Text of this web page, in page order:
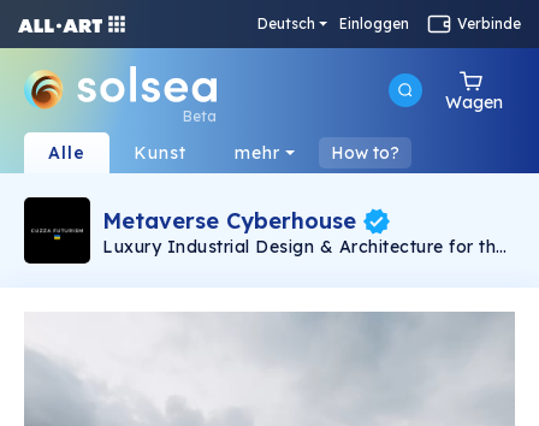
Deutsch Einloggen Verbinde
Beta
Wagen
Alle Kunst mehr How to?
Metaverse Cyberhouse
Luxury Industrial Design & Architecture for the